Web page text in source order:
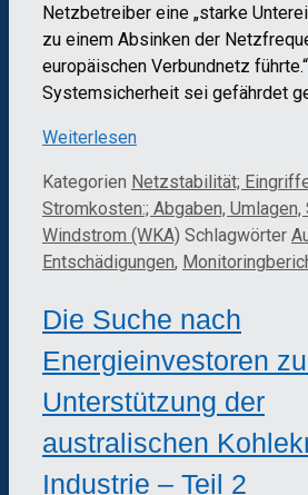
Netzbetreiber eine „starke
zu einem Absinken der
europäischen Verbundnetz
Systemsicherheit sei gefährdet
Weiterlesen
Kategorien Netzstabilität;
Stromkosten:; Abgaben, Umlagen,
Windstrom (WKA) Schlagwörter
Entschädigungen,
Die Suche nach
Energieinvestoren
Unterstützung der
australischen
Industrie – Teil 2